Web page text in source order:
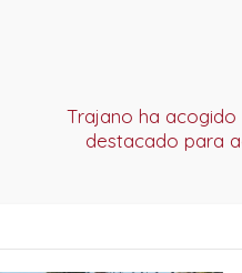
Trajano ha acogido
destacado para